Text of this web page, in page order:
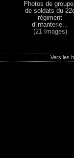
Photos de
de soldats du
régiment
d'infanterie...
(21 Images)
Vers les